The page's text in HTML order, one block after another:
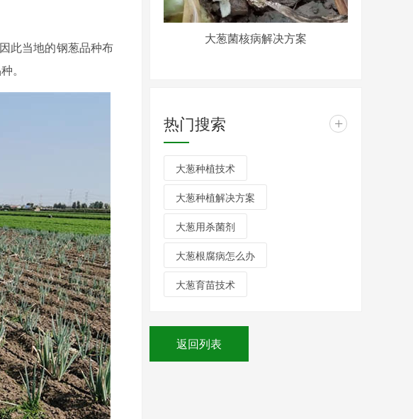
此当地的钢葱品种布
。
大葱菌核病解决方案
热门搜索 +
大葱种植技术
大葱种植解决方案
大葱用杀菌剂
大葱根腐病怎么办
大葱育苗技术
返回列表